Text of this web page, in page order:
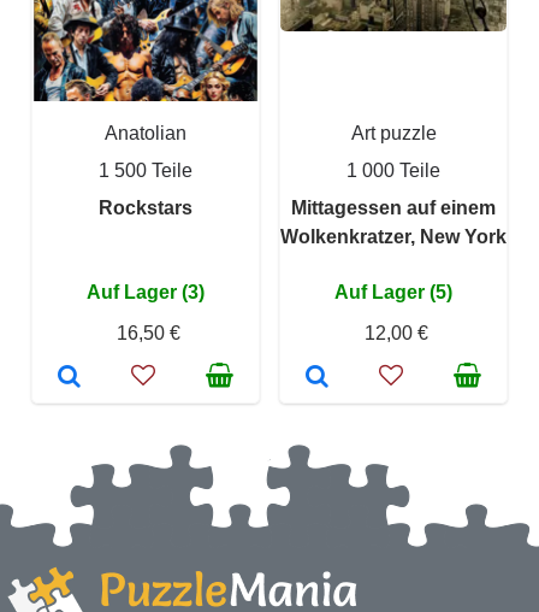
Anatolian
1 500 Teile
Rockstars
Auf Lager (3)
16,50 €
Art puzzle
1 000 Teile
Mittagessen auf einem
Wolkenkratzer, New York
Auf Lager (5)
12,00 €